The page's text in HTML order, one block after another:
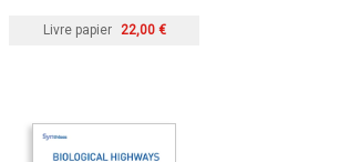
Livre papier 22,00 €